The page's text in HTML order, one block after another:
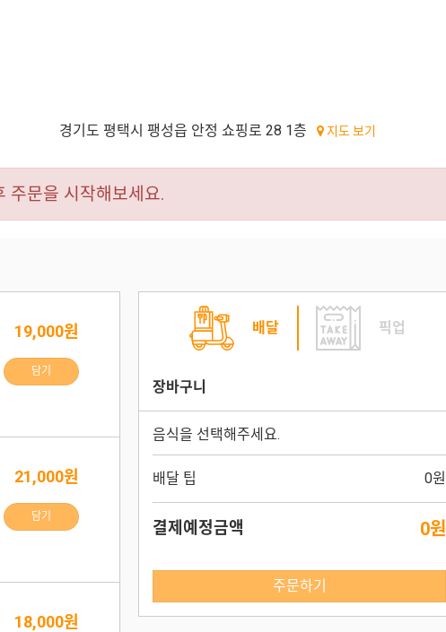
경기도 평택시 팽성읍 안정 쇼핑로 28 1층 지도 보기
주문을 시작해보세요.
19,000원
담기
21,000원
담기
18,000원
배달 픽업
장바구니
음식을 선택해주세요.
배달 팁 0원
결제예정금액 0원
주문하기